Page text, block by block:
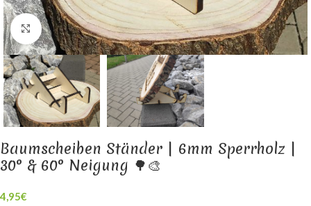
Klick zum Vergrößern
Baumscheiben Ständer | 6mm Sperrholz |
30° & 60° Neigung 🌳🎨
4,95€